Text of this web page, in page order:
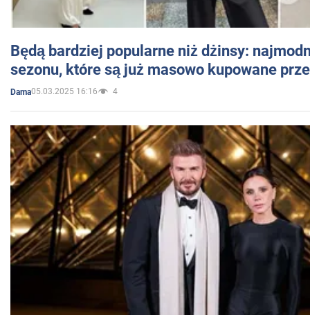
Będą bardziej popularne niż dżinsy:
sezonu, które są już masowo kupowane
Dama05.03.2025 16:16 4